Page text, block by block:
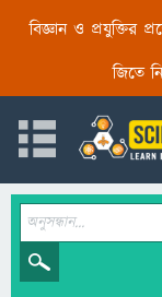
বিজ্ঞান ও প্রযুক্তির
জিতে